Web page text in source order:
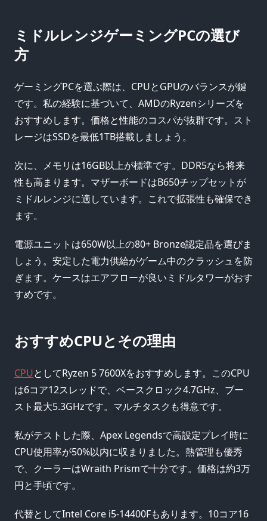
ミドルレンジゲーミングPCの選び
方
ゲーミングPCを選ぶ際は、CPUとGPUのバランスが鍵
です。私の経験に基づいて、AMDのRyzenシリーズを
おすすめします。価格と性能のコスパが抜群です。スト
レージはSSDを最低1TB搭載しましょう。
次に、メモリは16GB以上が標準です。DDR5なら将来
性も高まります。マザーボードはB650チップセットが
ミドルレンジに適しています。これで拡張性も確保でき
ます。
電源ユニットは650W以上の80+ Bronze認定品を選びま
しょう。安定した電力供給がゲーム中のクラッシュを防
ぎます。ケースはエアフローが良いミドルタワーがおす
すめです。
おすすめCPUとその理由
CPUとしてRyzen 5 7600Xをおすすめします。このCPU
は6コア12スレッドで、ベースクロック4.7GHz、ブー
スト最大5.3GHzです。マルチタスクも得意です。
私がテストした際、Apex Legendsで高設定プレイ時に
CPU使用率が50%以内に収まりました。熱管理も優秀
で、クーラーはWraith Prismで十分です。価格は約3万
円と手頃です。
代替としてIntel Core i5-14400Fもあります。10コア16